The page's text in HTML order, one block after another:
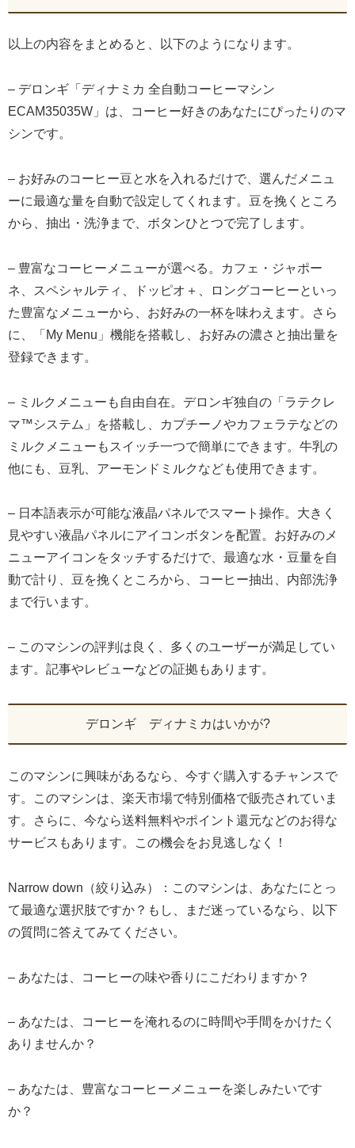
以上の内容をまとめると、以下のようになります。
– デロンギ「ディナミカ 全自動コーヒーマシン
ECAM35035W」は、コーヒー好きのあなたにぴったりのマ
シンです。
– お好みのコーヒー豆と水を入れるだけで、選んだメニュ
ーに最適な量を自動で設定してくれます。豆を挽くところ
から、抽出・洗浄まで、ボタンひとつで完了します。
– 豊富なコーヒーメニューが選べる。カフェ・ジャポー
ネ、スペシャルティ、ドッピオ＋、ロングコーヒーといっ
た豊富なメニューから、お好みの一杯を味わえます。さら
に、「My Menu」機能を搭載し、お好みの濃さと抽出量を
登録できます。
– ミルクメニューも自由自在。デロンギ独自の「ラテクレ
マ™システム」を搭載し、カプチーノやカフェラテなどの
ミルクメニューもスイッチ一つで簡単にできます。牛乳の
他にも、豆乳、アーモンドミルクなども使用できます。
– 日本語表示が可能な液晶パネルでスマート操作。大きく
見やすい液晶パネルにアイコンボタンを配置。お好みのメ
ニューアイコンをタッチするだけで、最適な水・豆量を自
動で計り、豆を挽くところから、コーヒー抽出、内部洗浄
まで行います。
– このマシンの評判は良く、多くのユーザーが満足してい
ます。記事やレビューなどの証拠もあります。
デロンギ ディナミカはいかが?
このマシンに興味があるなら、今すぐ購入するチャンスで
す。このマシンは、楽天市場で特別価格で販売されていま
す。さらに、今なら送料無料やポイント還元などのお得な
サービスもあります。この機会をお見逃しなく！
Narrow down（絞り込み）：このマシンは、あなたにとっ
て最適な選択肢ですか？もし、まだ迷っているなら、以下
の質問に答えてみてください。
– あなたは、コーヒーの味や香りにこだわりますか？
– あなたは、コーヒーを淹れるのに時間や手間をかけたく
ありませんか？
– あなたは、豊富なコーヒーメニューを楽しみたいです
か？